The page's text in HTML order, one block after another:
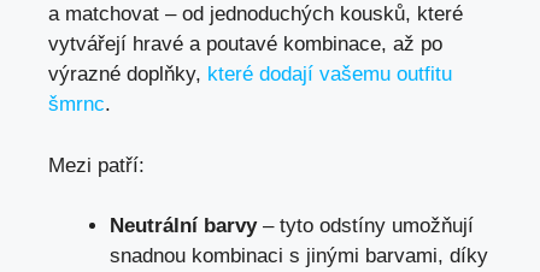
a matchovat – od jednoduchých kousků, které
vytvářejí hravé a poutavé kombinace, až po
výrazné doplňky, které dodají vašemu outfitu
šmrnc.
Mezi patří:
Neutrální barvy– tyto odstíny umožňují
snadnou kombinaci s jinými barvami, díky